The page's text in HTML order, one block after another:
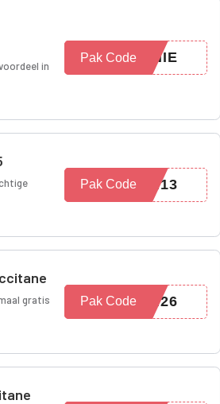
in
ANIE
Pak Code
ON13
Pak Code
gratis
ON26
Pak Code